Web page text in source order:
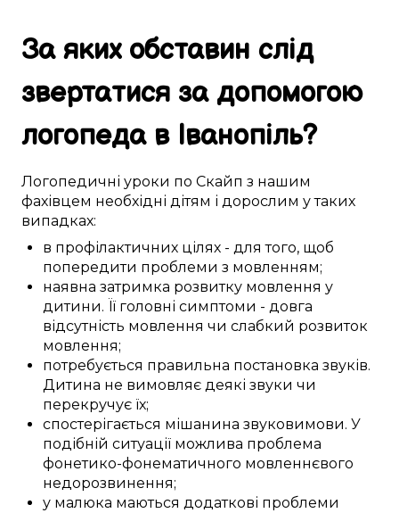
За яких обставин слід
звертатися за допомогою
логопеда в Іванопіль?
Логопедичні уроки по Скайп з нашим
фахівцем необхідні дітям і дорослим утаких
випадках:
в профілактичних цілях - для того, щоб
попередити проблеми з мовленням;
наявна затримка розвитку мовлення у
дитини. Її головні симптоми - довга
відсутність мовлення чи слабкий розвиток
мовлення;
потребується правильна постановка звуків.
Дитина не вимовляє деякі звуки чи
перекручує їх;
спостерігається мішанина звуковимови. У
подібній ситуації можлива проблема
фонетико-фонематичного мовленнєвого
недорозвинення;
у малюка маються додаткові проблеми